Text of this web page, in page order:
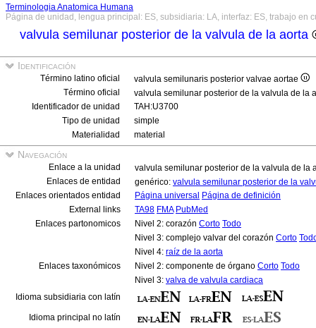
Terminologia Anatomica Humana
Página de unidad, lengua principal: ES, subsidiaria: LA, interfaz: ES, trabajo en
valvula semilunar posterior de la valvula de la aorta
Identificación
Término latino oficial
valvula semilunaris posterior valvae aortae
Término oficial
valvula semilunar posterior de la valvula de la
Identificador de unidad
TAH:U3700
Tipo de unidad
simple
Materialidad
material
Navegación
Enlace a la unidad
valvula semilunar posterior de la valvula de la
Enlaces de entidad
genérico: valvula semilunar posterior de la
Enlaces orientados entidad
Página universal Página de definición
External links
TA98 FMA PubMed
Enlaces partonomicos
Nivel 2: corazón Corto Todo
Nivel 3: complejo valvar del corazón Corto
Nivel 4: raíz de la aorta
Enlaces taxonómicos
Nivel 2: componente de órgano Corto Todo
Nivel 3: valva de valvula cardiaca
Idioma subsidiaria con latín
Idioma principal no latín